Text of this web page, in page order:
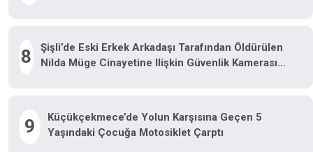
8
Şişli’de Eski Erkek Arkadaşı Tarafından Öldürülen
Nilda Müge Cinayetine Ilişkin Güvenlik Kamerası
9
Küçükçekmece’de Yolun Karşısına Geçen 5
Yaşındaki Çocuğa Motosiklet Çarptı